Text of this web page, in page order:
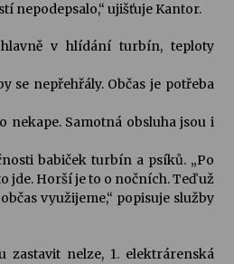
nepodepsalo,“ ujišťuje Kantor.
hlavně v hlídání turbín, teploty
se nepřehřály. Občas je potřeba
nekape. Samotná obsluha jsou i
babiček turbín a psíků. „Po
jde. Horší je to o nočních. Teď už
využijeme,“ popisuje služby
zastavit nelze, 1. elektrárenská